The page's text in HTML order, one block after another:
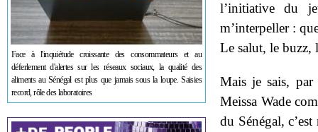
Face à l'inquiétude croissante des consommateurs et au
déferlement d'alertes sur les réseaux sociaux, la qualité des
aliments au Sénégal est plus que jamais sous la loupe. Saisies
record, rôle des laboratoires
l’initiative du
m’interpeller :
Le salut, le buzz,
Mais je sais,
Meissa Wade
du Sénégal,